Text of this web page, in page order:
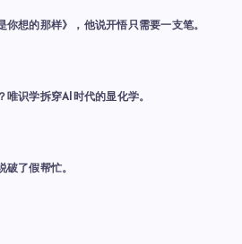
你想的那样》，他说开悟只需要一支笔。
唯识学拆穿AI时代的显化学。
破了假帮忙。